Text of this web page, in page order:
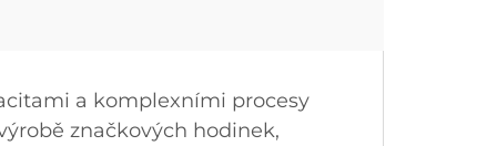
a komplexními procesy
značkových hodinek,